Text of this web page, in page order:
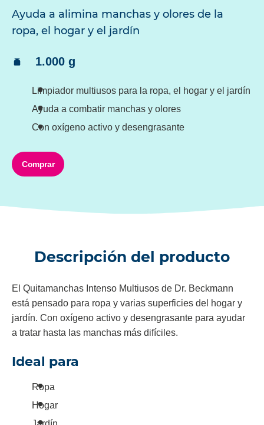
Ayuda a alimina manchas y olores de la
ropa, el hogar y el jardín
Contenido:
1.000 g
Limpiador multiusos para la ropa, el hogar y el jardín
Ayuda a combatir manchas y olores
Con oxígeno activo y desengrasante
Comprar
Descripción del producto
El Quitamanchas Intenso Multiusos de Dr. Beckmann
está pensado para ropa y varias superficies del hogar y
jardín. Con oxígeno activo y desengrasante para ayudar
a tratar hasta las manchas más difíciles.
Ideal para
Ropa
Hogar